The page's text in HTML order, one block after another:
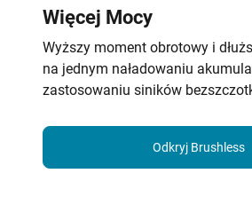
Więcej Mocy
Wyższy moment obrotowy i
na jednym naładowaniu
zastosowaniu siników
Odkryj Brushless